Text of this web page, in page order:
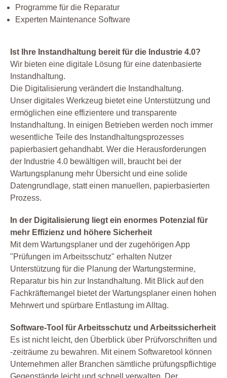
Programme für die Reparatur
Experten Maintenance Software
Ist Ihre Instandhaltung bereit für die Industrie 4.0?
Wir bieten eine digitale Lösung für eine datenbasierte
Instandhaltung.
Die Digitalisierung verändert die Instandhaltung.
Unser digitales Werkzeug bietet eine Unterstützung und
ermöglichen eine effizientere und transparente
Instandhaltung. In einigen Betrieben werden noch immer
wesentliche Teile des Instandhaltungsprozesses
papierbasiert gehandhabt. Wer die Herausforderungen
der Industrie 4.0 bewältigen will, braucht bei der
Wartungsplanung mehr Übersicht und eine solide
Datengrundlage, statt einen manuellen, papierbasierten
Prozess.
In der Digitalisierung liegt ein enormes Potenzial für
mehr Effizienz und höhere Sicherheit
Mit dem Wartungsplaner und der zugehörigen App
"Prüfungen im Arbeitsschutz" erhalten Nutzer
Unterstützung für die Planung der Wartungstermine,
Reparatur bis hin zur Instandhaltung. Mit Blick auf den
Fachkräftemangel bietet der Wartungsplaner einen hohen
Mehrwert und spürbare Entlastung im Alltag.
Software-Tool für Arbeitsschutz und Arbeitssicherheit
Es ist nicht leicht, den Überblick über Prüfvorschriften und
-zeiträume zu bewahren. Mit einem Softwaretool können
Unternehmen aller Branchen sämtliche prüfungspflichtige
Gegenstände leicht und schnell verwalten. Der